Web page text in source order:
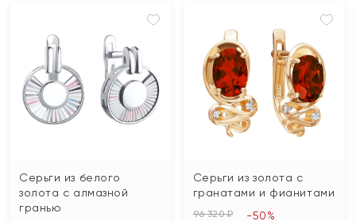
Серьги из белого
золота с алмазной
гранью
Серьги из золота с
гранатами и фианитами
96 320 ₽ -50%